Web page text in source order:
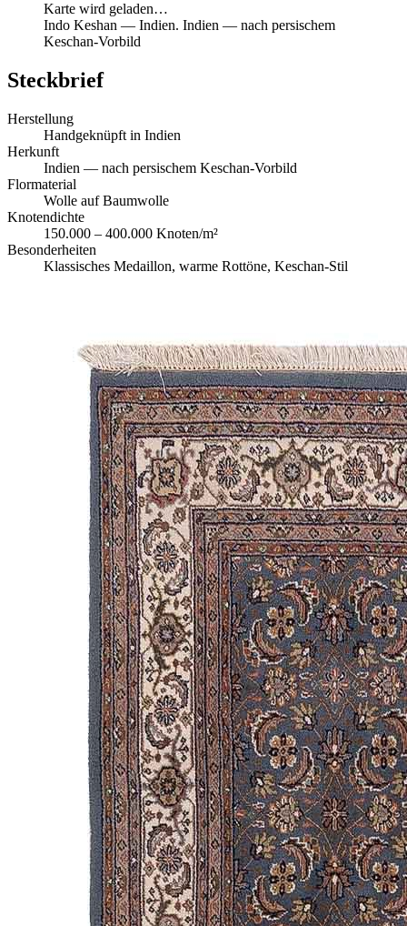
Karte wird geladen…
Indo Keshan — Indien. Indien — nach persischem
Keschan-Vorbild
Steckbrief
Herstellung
Handgeknüpft in Indien
Herkunft
Indien — nach persischem Keschan-Vorbild
Flormaterial
Wolle auf Baumwolle
Knotendichte
150.000 – 400.000 Knoten/m²
Besonderheiten
Klassisches Medaillon, warme Rottöne, Keschan-Stil